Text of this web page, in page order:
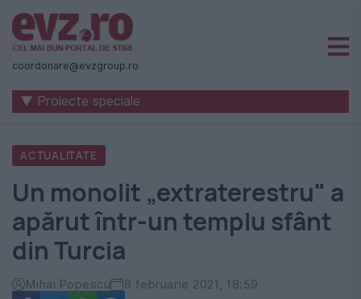
Știri
naționale
internaționale
România
-
Evenimentul
Zilei
coordonare@evzgroup.ro
▼ Proiecte speciale
ACTUALITATE
Un monolit „extraterestru" a
apărut într-un templu sfânt
din Turcia
Mihai Popescu 8 februarie 2021, 18:59